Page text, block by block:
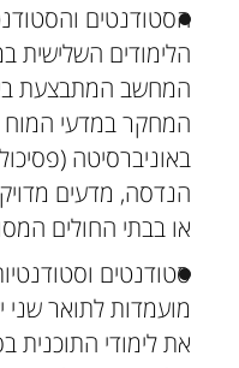
הסטודנטים
הלימודים השלישית
המחקר במדעי המוח
באוניברסיטה
הנדסה, מדעים
או בבתי החולים
סטודנטים
מועמדות לתואר שני
את לימודי